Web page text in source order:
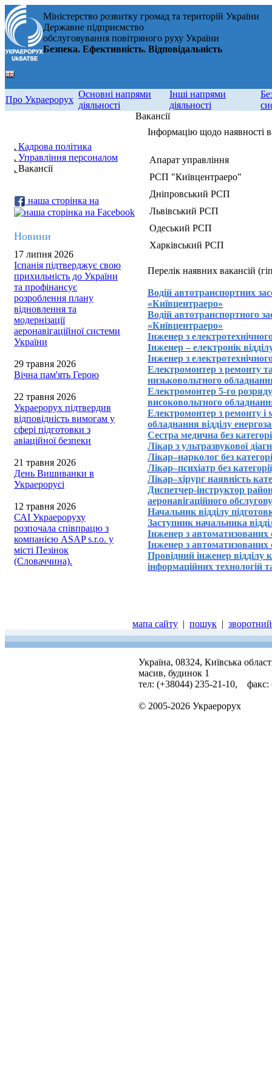
Міністерство розвитку громад та територій України
Державне підприємство
обслуговування повітряного руху України
Безпека. Ефективність. Відповідальність
Про Украерорух
Основні напрями
діяльності
Інші напрями
діяльності
Кадрова політика
Управління персоналом
Вакансії
наша сторінка на
Новини
17 липня 2026
Іспанія підтверджує свою
прихильність до України
та профінансує
розроблення плану
відновлення та
модернізації
аеронавігаційної системи
України
29 травня 2026
Вічна пам'ять Герою
22 травня 2026
Украерорух підтвердив
відповідність вимогам у
сфері підготовки з
авіаційної безпеки
21 травня 2026
День Вишиванки в
Украерорусі
12 травня 2026
САІ Украероруху
розпочала співпрацю з
компанією ASAP s.r.o. у
місті Пезінок
(Словаччина).
Вакансії
Інформацію щодо наявності
Апарат управління
РСП "Київцентраеро"
Дніпровський РСП
Львівський РСП
Одеський РСП
Харківський РСП
Перелік наявних вакансій
Водій автотранспортних
«Київцентраеро»
Водій автотранспортного
«Київцентраеро»
Інженер з
Інженер – електронік
Інженер з
Електромонтер з ремонту
низьковольтного
Електромонтер 5-го
високовольтного
Електромонтер з ремонту і
обладнання відділу
Cестра медична без
Лікар з ультразвукової
Лікар–нарколог без
Лікар–психіатр без
Лікар–хірург наявність
Диспетчер-інструктор
аеронавігаційного
Начальник відділу
Заступник начальника
Інженер з
Інженер з
Провідний інженер
інформаційних технологій
мапа сайту | пошук |
Україна, 08324, Київська
масив, будинок 1
тел: (+38044) 235-21-10, факс:
© 2005-2026 Украерорух